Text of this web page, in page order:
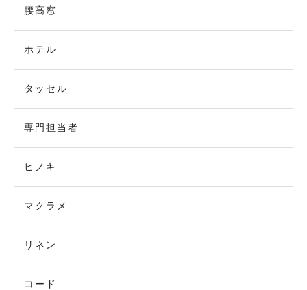
腰高窓
ホテル
タッセル
専門担当者
ヒノキ
マクラメ
リネン
コード